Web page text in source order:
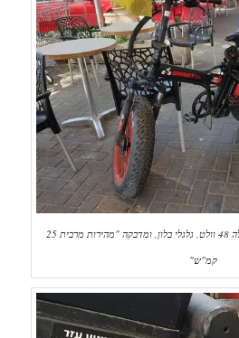
אופניים חשמליים מהירים, סוללה 48 וולט, גלגלי בלון, ומדבקה "מהירות מרבית 25
קמ"ש"